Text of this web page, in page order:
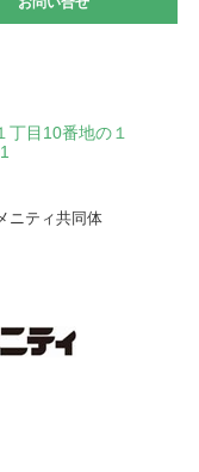
目10番地の１
ニティ共同体